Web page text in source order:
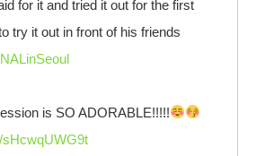
for it and tried it out for the first
try it out in front of his friends
is SO ADORABLE!!!!!
sHcwqUWG9t